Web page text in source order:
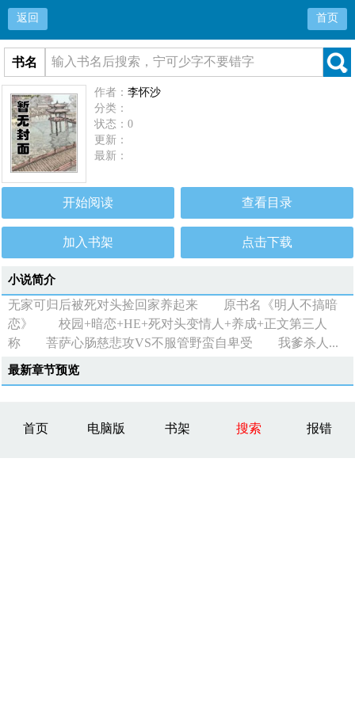
返回 首页
书名
作者：李怀沙
分类：
状态：0
更新：
最新：
开始阅读 查看目录
加入书架 点击下载
小说简介
无家可归后被死对头捡回家养起来 原书名《明人不搞暗
恋》 校园+暗恋+HE+死对头变情人+养成+正文第三人
称 菩萨心肠慈悲攻VS不服管野蛮自卑受 我爹杀人...
最新章节预览
首页 电脑版 书架 搜索 报错